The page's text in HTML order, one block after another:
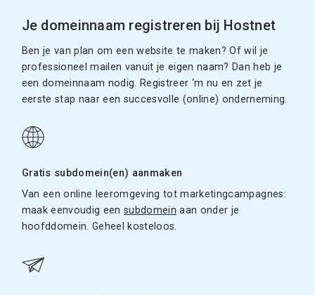
Je domeinnaam registreren bij Hostnet
Ben je van plan om een website te maken? Of wil je
professioneel mailen vanuit je eigen naam? Dan heb je
een domeinnaam nodig. Registreer ‘m nu en zet je
eerste stap naar een succesvolle (online) onderneming.
Gratis subdomein(en) aanmaken
Van een online leeromgeving tot marketingcampagnes:
maak eenvoudig eensubdomein aan onder je
hoofddomein. Geheel kosteloos.